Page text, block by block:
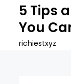
content
5 Tips
You
richiestxyz